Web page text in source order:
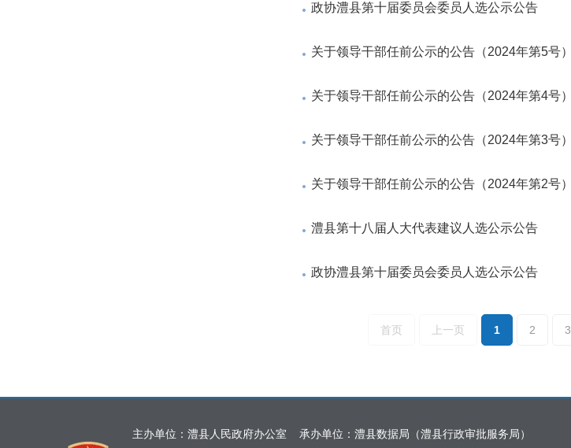
政协澧县第十届委员会委员人选公示公告
关于领导干部任前公示的公告（2024年第5号）
关于领导干部任前公示的公告（2024年第4号）
关于领导干部任前公示的公告（2024年第3号）
关于领导干部任前公示的公告（2024年第2号）
澧县第十八届人大代表建议人选公示公告
政协澧县第十届委员会委员人选公示公告
首页 上一页 1 2 3
主办单位：澧县人民政府办公室 承办单位：澧县数据局（澧县行政审批服务局）